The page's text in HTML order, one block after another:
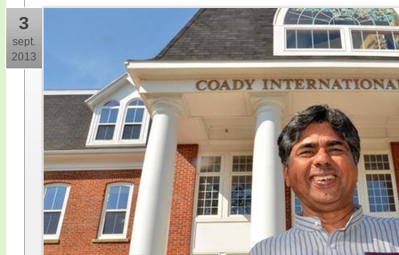
3
sept.
2013